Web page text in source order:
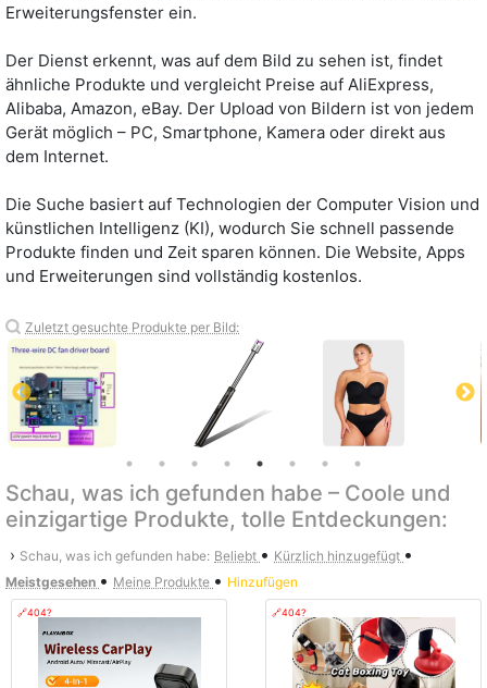
Erweiterungsfenster ein.
Der Dienst erkennt, was auf dem Bild zu sehen ist, findet
ähnliche Produkte und vergleicht Preise auf AliExpress,
Alibaba, Amazon, eBay. Der Upload von Bildern ist von jedem
Gerät möglich – PC, Smartphone, Kamera oder direkt aus
dem Internet.
Die Suche basiert auf Technologien der Computer Vision und
künstlichen Intelligenz (KI), wodurch Sie schnell passende
Produkte finden und Zeit sparen können. Die Website, Apps
und Erweiterungen sind vollständig kostenlos.
Zuletzt gesuchte Produkte per Bild:
Schau, was ich gefunden habe – Coole und
einzigartige Produkte, tolle Entdeckungen:
› Schau, was ich gefunden habe: Beliebt • Kürzlich hinzugefügt •
Meistgesehen • Meine Produkte • Hinzufügen
🔗404? 🔗404?